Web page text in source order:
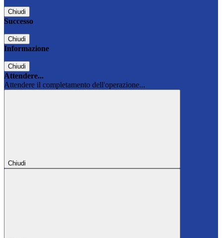
Chiudi
Successo
Chiudi
Informazione
Chiudi
Attendere...
Attendere il completamento dell'operazione...
Chiudi